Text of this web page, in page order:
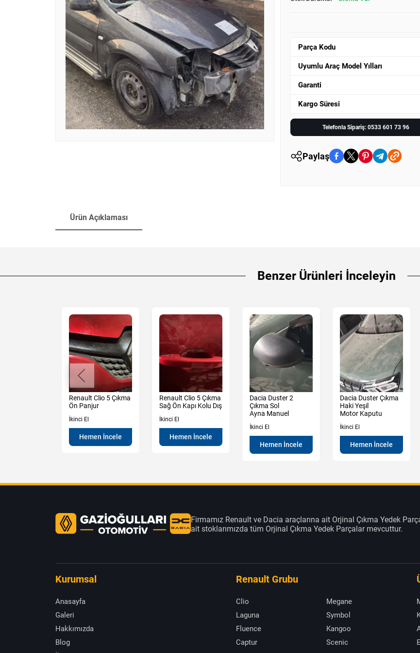
Parça Kodu
Uyumlu Araç Model Yılları
Garanti
Kargo Süresi
Telefonla Sipariş: 0533 601 73 96
Paylaş
Ürün Açıklaması
Benzer Ürünleri İnceleyin
Renault Clio 5 Çıkma
Ön Panjur
İkinci El
Hemen İncele
Renault Clio 5 Çıkma
Sağ Ön Kapı Kolu Dış
İkinci El
Hemen İncele
Dacia Duster 2
Çıkma Sol
Ayna Manuel
İkinci El
Hemen İncele
Dacia Duster Çıkma
Haki Yeşil
Motor Kaputu
İkinci El
Hemen İncele
Firmamız Renault ve Dacia araçlarına ait Orjinal Çıkma Yedek
ait stoklarımızda tüm Orjinal Çıkma Yedek Parçalar mevcuttur.
Kurumsal
Anasayfa
Galeri
Hakkımızda
Blog
Renault Grubu
Clio
Megane
Laguna
Symbol
Fluence
Kangoo
Captur
Scenic